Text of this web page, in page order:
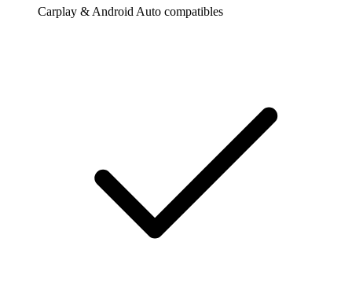
Carplay & Android Auto compatibles